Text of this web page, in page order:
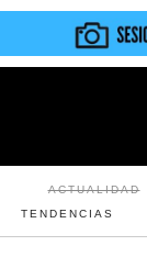
ACTUALIDAD
TENDENCIAS